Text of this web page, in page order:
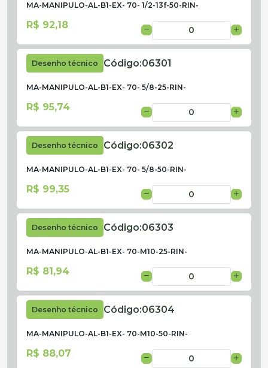
MA-MANIPULO-AL-B1-EX- 70- 1/2-13f-50-RIN-
R$ 92,18
Desenho técnico Código:06301
MA-MANIPULO-AL-B1-EX- 70- 5/8-25-RIN-
R$ 95,74
Desenho técnico Código:06302
MA-MANIPULO-AL-B1-EX- 70- 5/8-50-RIN-
R$ 99,35
Desenho técnico Código:06303
MA-MANIPULO-AL-B1-EX- 70-M10-25-RIN-
R$ 81,94
Desenho técnico Código:06304
MA-MANIPULO-AL-B1-EX- 70-M10-50-RIN-
R$ 88,07